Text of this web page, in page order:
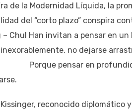
de la Modernidad Líquida, la
del “corto plazo” conspira
– Chul Han invitan a pensar en
no dejarse
pensar en profundidad
reconocido diplomático